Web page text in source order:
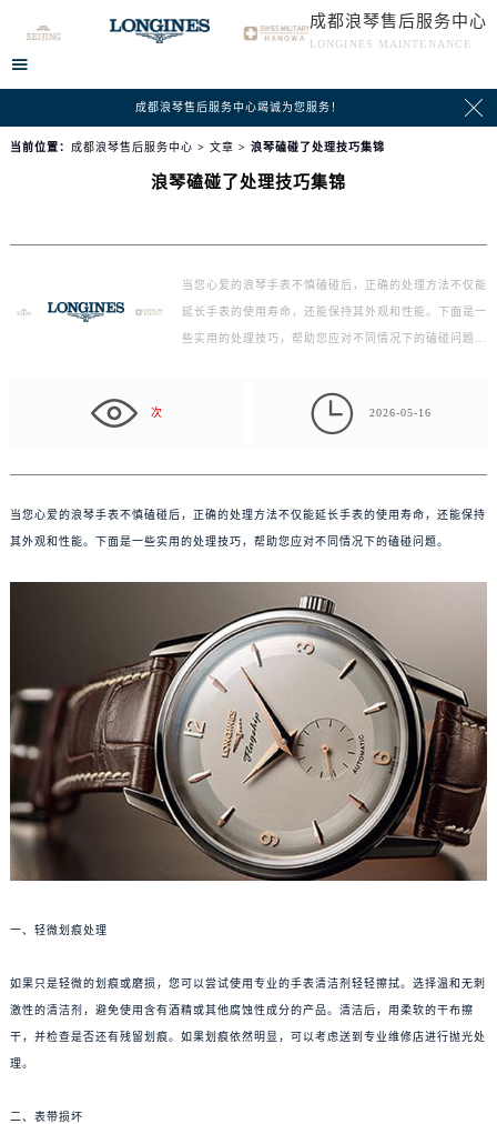
成都浪琴售后服务中心
LONGINES MAINTENANCE

成都浪琴售后服务中心竭诚为您服务！ 
当前位置： 成都浪琴售后服务中心 > 文章 > 浪琴磕碰了处理技巧集锦
浪琴磕碰了处理技巧集锦
当您心爱的浪琴手表不慎磕碰后，正确的处理方法不仅能
延长手表的使用寿命，还能保持其外观和性能。下面是一
些实用的处理技巧，帮助您应对不同情况下的磕碰问题…
次  2026-05-16
当您心爱的浪琴手表不慎磕碰后，正确的处理方法不仅能延长手表的使用寿命，还能保持
其外观和性能。下面是一些实用的处理技巧，帮助您应对不同情况下的磕碰问题。
一、轻微划痕处理
如果只是轻微的划痕或磨损，您可以尝试使用专业的手表清洁剂轻轻擦拭。选择温和无刺
激性的清洁剂，避免使用含有酒精或其他腐蚀性成分的产品。清洁后，用柔软的干布擦
干，并检查是否还有残留划痕。如果划痕依然明显，可以考虑送到专业维修店进行抛光处
理。
二、表带损坏